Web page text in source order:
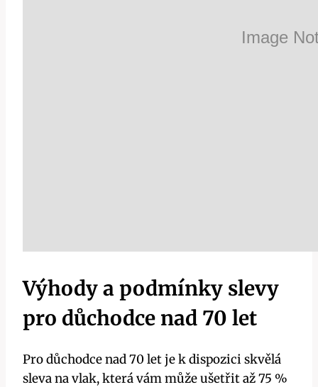
Výhody a podmínky slevy
pro důchodce nad 70 let
Pro důchodce nad 70 let je k dispozici skvělá
sleva na vlak, která vám může ušetřit až 75 %